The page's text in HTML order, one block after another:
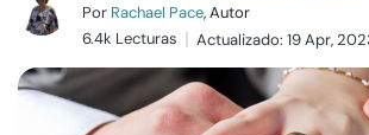
Relaciones
Familia
Por Rachael Pace, Autor
6.4k Lecturas
Actualizado: 19 Apr,